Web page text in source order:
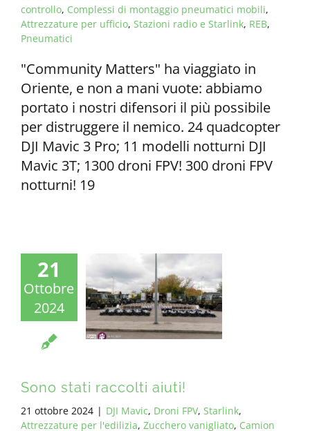
controllo, Complessi di montaggio pneumatici mobili,
Attrezzature per ufficio, Stazioni radio e Starlink, REB,
Pneumatici
"Community Matters" ha viaggiato in
Oriente, e non a mani vuote: abbiamo
portato i nostri difensori il più possibile
per distruggere il nemico. 24 quadcopter
DJI Mavic 3 Pro; 11 modelli notturni DJI
Mavic 3T; 1300 droni FPV! 300 droni FPV
notturni! 19
21
Ottobre
2024
Sono stati raccolti aiuti!
21 ottobre 2024 | DJI Mavic, Droni FPV, Starlink,
Attrezzature per l'edilizia, Zucchero vanigliato, Camion